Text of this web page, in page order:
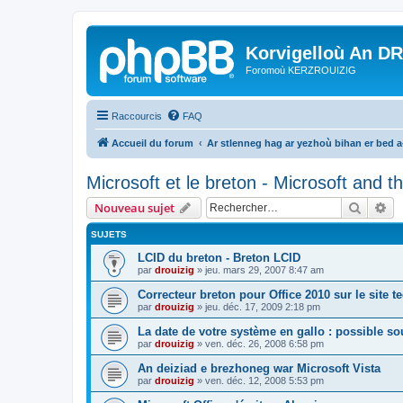
Korvigelloù An
Foromoù KERZROUIZIG
Raccourcis FAQ
Accueil du forum Ar stlenneg hag ar yezhoù bihan er bed
Microsoft et le breton - Microsoft and
Nouveau sujet
SUJETS
LCID du breton - Breton LCID
par drouizig » jeu. mars 29, 2007 8:47 am
Correcteur breton pour Office 2010 sur le site
par drouizig » jeu. déc. 17, 2009 2:18 pm
La date de votre système en gallo : possible
par drouizig » ven. déc. 26, 2008 6:58 pm
An deiziad e brezhoneg war Microsoft Vista
par drouizig » ven. déc. 12, 2008 5:53 pm